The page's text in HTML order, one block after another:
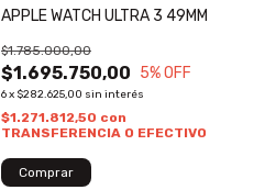
APPLE WATCH ULTRA 3 49MM
$1.695.750,00
$1.785.000,00
5% OFF
6x $282.625,00 sin interés
$1.271.812,50 con
TRANSFERENCIA O EFECTIVO